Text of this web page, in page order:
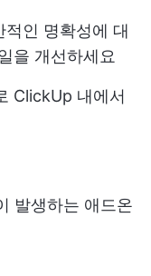
인 명확성에 대
을 개선하세요
ClickUp 내에서
발생하는 애드온